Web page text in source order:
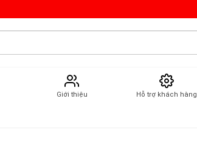
Giới thiệu Hỗ trợ khách hàng